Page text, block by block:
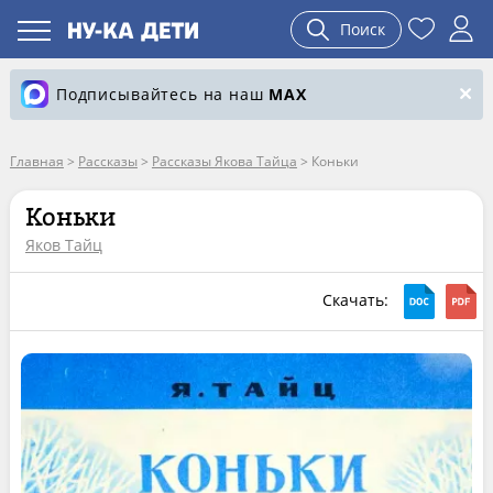
Поиск
Подписывайтесь на наш MAX
Главная > Рассказы > Рассказы Якова Тайца > Коньки
Коньки
Яков Тайц
Скачать: